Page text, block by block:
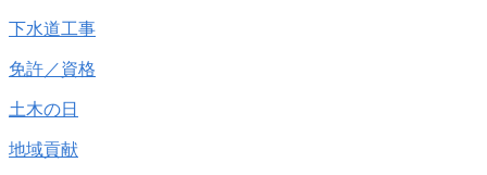
下水道工事
免許／資格
土木の日
地域貢献